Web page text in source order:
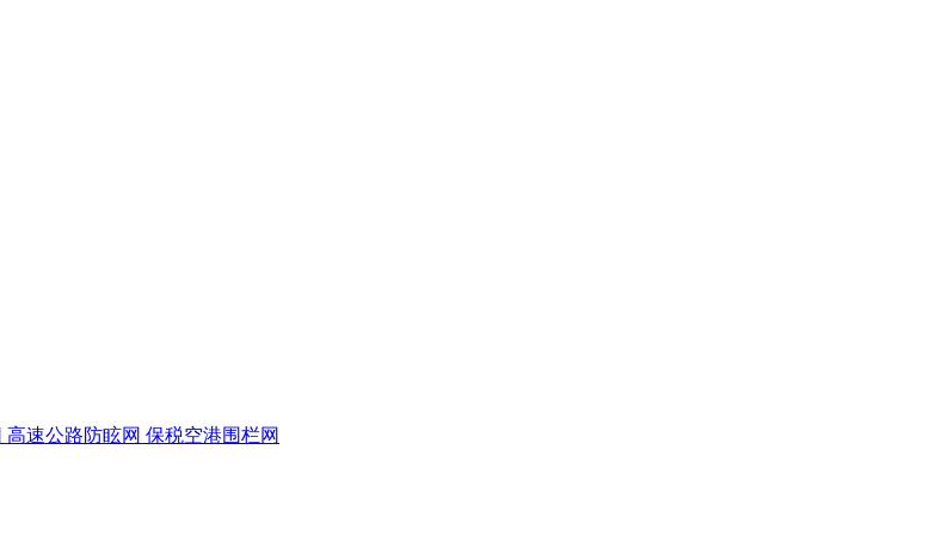
高速公路防眩网 保税空港围栏网